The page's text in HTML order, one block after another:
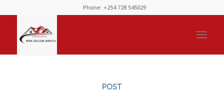
Phone: +254 728 545029
POST